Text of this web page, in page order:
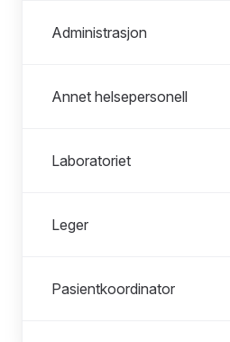
Administrasjon
Annet helsepersonell
Laboratoriet
Leger
Pasientkoordinator